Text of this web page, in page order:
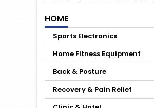
HOME
Sports Electronics
Home Fitness Equipment
Back & Posture
Recovery & Pain Relief